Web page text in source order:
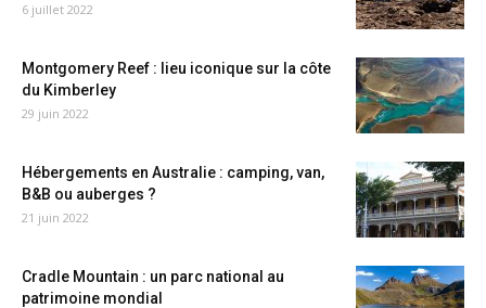
6 juillet 2022
Montgomery Reef : lieu iconique sur la côte
du Kimberley
29 juin 2022
Hébergements en Australie : camping, van,
B&B ou auberges ?
21 juin 2022
Cradle Mountain : un parc national au
patrimoine mondial